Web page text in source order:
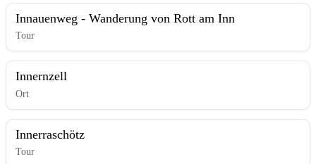
Innauenweg - Wanderung von Rott am Inn
Tour
Innernzell
Ort
Innerraschötz
Tour